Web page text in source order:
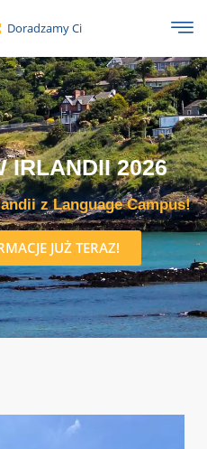
Doradzamy Ci
IRLANDII 2026
z Language Campus!
JUŻ TERAZ!